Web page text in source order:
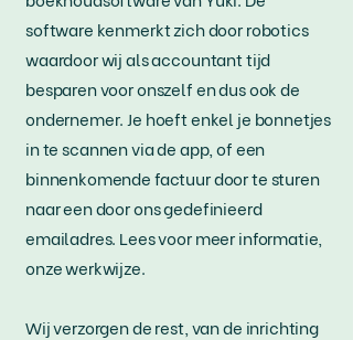
software kenmerkt zich door robotics
waardoor wij als accountant tijd
besparen voor onszelf en dus ook de
ondernemer. Je hoeft enkel je bonnetjes
in te scannen via de app, of een
binnenkomende factuur door te sturen
naar een door ons gedefinieerd
emailadres. Lees voor meer informatie,
onze werkwijze.
Wij verzorgen de rest, van de inrichting